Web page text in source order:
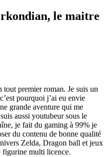
le maitre
premier roman. Je suis un
pourquoi j’ai eu envie
grande aventure qui me
aussi youtubeur sous le
je fait du gaming à 99% je
du contenu de bonne qualité
Zelda, Dragon ball et jeux
figurine multi licence.